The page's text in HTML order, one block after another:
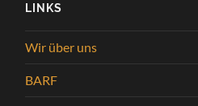
LINKS
Wir über uns
BARF